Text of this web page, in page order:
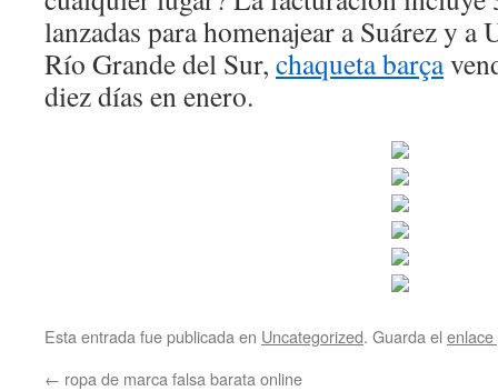
lanzadas para homenajear a Suárez y
Río Grande del Sur, chaqueta barça
diez días en enero.
Esta entrada fue publicada en Uncategorized. Guarda el
← ropa de marca falsa barata online